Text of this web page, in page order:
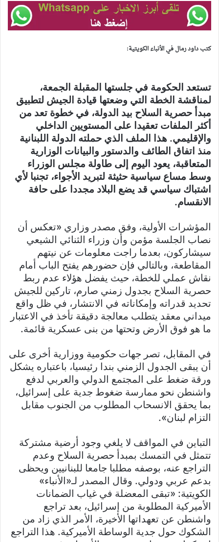
كتب داود رمال في الأنباء الكويتية:
تستعد الحكومة في جلستها المقبلة الجمعة،
لمناقشة الخطة التي وضعتها قيادة الجيش لتطبيق
مبدأ حصرية السلاح بيد الدولة، في خطوة تعد من
أكثر الملفات تعقيدا على المستويين الداخلي
والإقليمي. هذا الملف الذي حملته الدولة اللبنانية
منذ اتفاق الطائف والدستور والبيانات الوزارية
المتعاقبة، يعود اليوم إلى طاولة مجلس الوزراء
وسط مساع سياسية حثيثة لتبريد الأجواء، تجنبا لأي
اشتباك سياسي قد يضع البلاد مجددا على حافة
الانقسام.
المؤشرات الأولية، وفق مصدر وزاري «تعكس أن
نصاب الجلسة مؤمن وأن وزراء الثنائي الشيعي
سيشاركون، بعدما راجت معلومات عن نيتهم
المقاطعة، وبالتالي فإن حضورهم يفتح الباب أمام
نقاش عملي للخطة، حيث يفضل هؤلاء عدم ربط
حصرية السلاح بجدول زمني صارم، تاركين للجيش
تحديد قدراته وإمكاناته في الانتشار، في ظل واقع
ميداني معقد يتطلب معالجة دقيقة تأخذ في الاعتبار
ما هو فوق الأرض وتحتها من بنى عسكرية قائمة.
في المقابل، تصر جهات حكومية ووزارية أخرى على
أن يبقى الجدول الزمني بندا رئيسيا، باعتباره يشكل
ورقة ضغط على المجتمع الدولي والعربي لدفع
واشنطن نحو ممارسة ضغوط جدية على إسرائيل،
بما يحقق الانسحاب المطلوب من الجنوب مقابل
التزام لبنان».
التباين في المواقف لا يلغي وجود أرضية مشتركة
تتمثل في التمسك بمبدأ حصرية السلاح وعدم
التراجع عنه، بوصفه مطلبا جامعا للبنانيين ويحظى
بدعم عربي ودولي. وقال المصدر لـ«الأنباء»
الكويتية: «تبقى المعضلة في غياب الضمانات
الأميركية المطلوبة من إسرائيل، بعد تراجع
واشنطن عن تعهداتها الأخيرة، الأمر الذي زاد من
الشكوك حول جدية الوساطة الأميركية. هذا التراجع